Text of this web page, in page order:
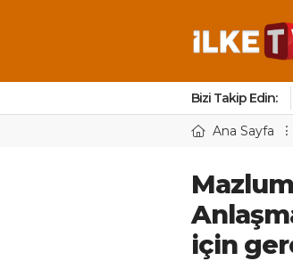
Bizi Takip Edin:
Ana Sayfa
için